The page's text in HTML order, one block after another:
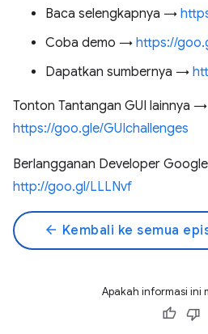
Baca selengkapnya →
Coba demo → https://
Dapatkan sumbernya →
Tonton Tantangan GUI lainnya →
https://goo.gle/GUIchallenges
Berlangganan Developer
http://goo.gl/LLLNvf
arrow_back Kembali ke semua
Apakah informasi ini